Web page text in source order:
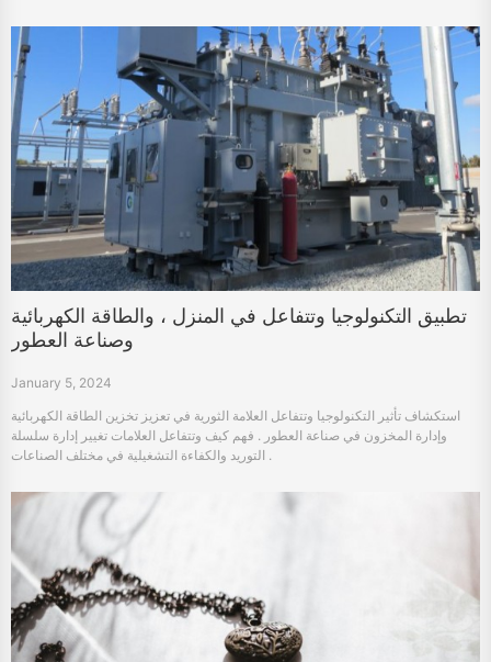
تطبيق التكنولوجيا وتتفاعل في المنزل ، والطاقة الكهربائية
وصناعة العطور
January 5, 2024
استكشاف تأثير التكنولوجيا وتتفاعل العلامة الثورية في تعزيز تخزين الطاقة الكهربائية
وإدارة المخزون في صناعة العطور . فهم كيف وتتفاعل العلامات تغيير إدارة سلسلة
التوريد والكفاءة التشغيلية في مختلف الصناعات .